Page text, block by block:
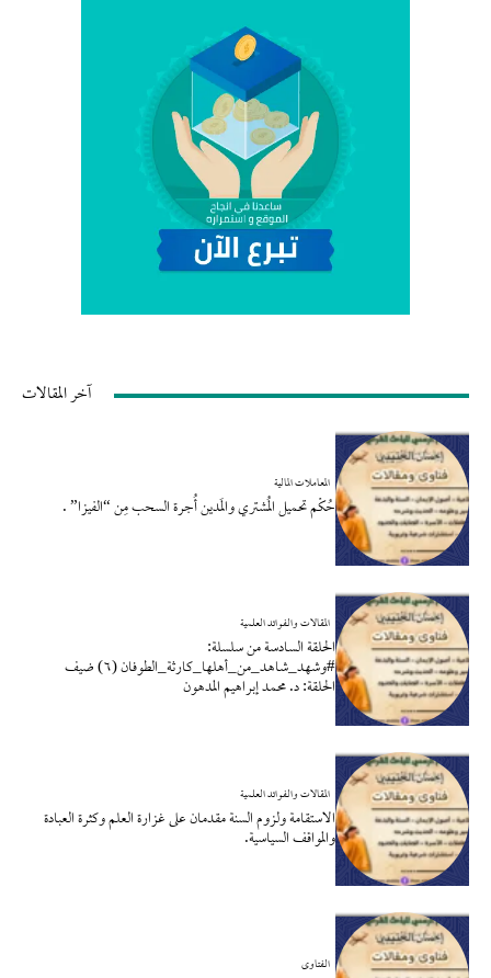
آخر المقالات
المعاملات المالية
حُكْم تحميل المُشتري والمَدين أُجرة السحب مِن “الفيزا” .
المقالات والفوائد العلمية
الحلقة السادسة من سلسلة:
#وشهد_شاهد_من_أهلها_كارثة_الطوفان (٦) ضيف
الحلقة: د. محمد إبراهيم المدهون
المقالات والفوائد العلمية
الاستقامة ولزوم السنة مقدمان على غزارة العلم وكثرة العبادة
والمواقف السياسية.
الفتاوى